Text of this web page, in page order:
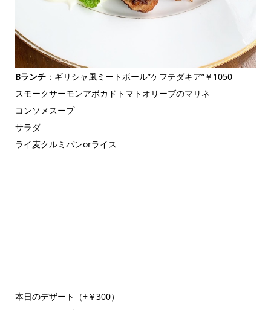
Bランチ：ギリシャ風ミートボール”ケフテダキア”￥1050
スモークサーモンアボカドトマトオリーブのマリネ
コンソメスープ
サラダ
ライ麦クルミパンorライス
本日のデザート（+￥300）